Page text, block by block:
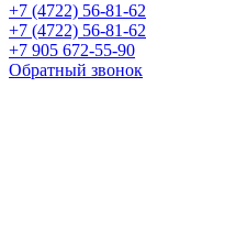
+7 (4722) 56-81-62
+7 (4722) 56-81-62
+7 905 672-55-90
Обратный звонок